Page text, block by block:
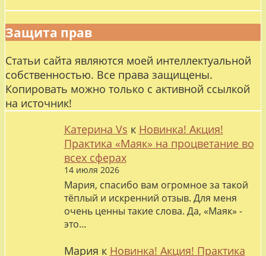
Защита прав
Статьи сайта являются моей интеллектуальной
собственностью. Все права защищены.
Копировать можно только с активной ссылкой
на источник!
Катерина Vs к Новинка! Акция!
Практика «Маяк» на процветание во
всех сферах
14 июля 2026
Мария, спасибо вам огромное за такой
тёплый и искренний отзыв. Для меня
очень ценны такие слова. Да, «Маяк» -
это…
Мария к Новинка! Акция! Практика